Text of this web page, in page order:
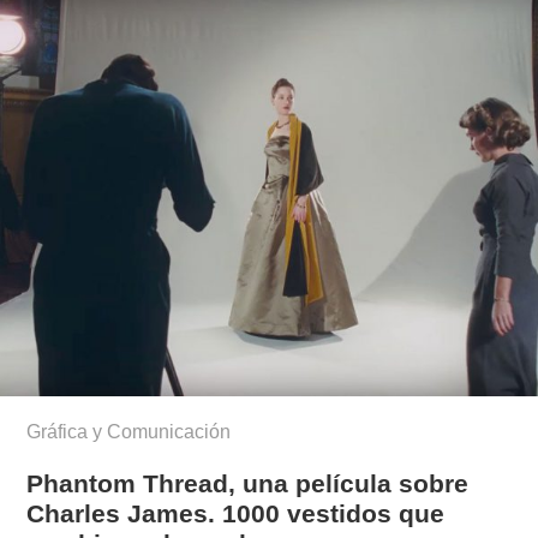
Gráfica y Comunicación
Phantom Thread, una película sobre
Charles James. 1000 vestidos que